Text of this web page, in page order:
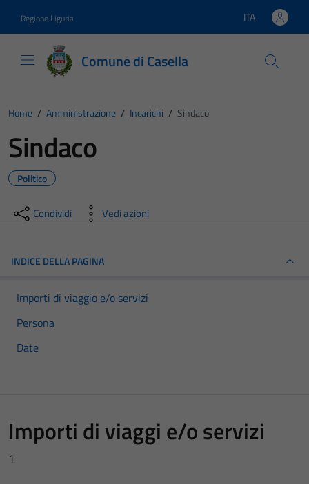
Regione Liguria Lingua attiva:
ITA
Comune di Casella
Home / Amministrazione / Incarichi / Sindaco
Sindaco
Politico
Condividi Vedi azioni
INDICE DELLA PAGINA
Importi di viaggio e/o servizi
Persona
Date
Importi di viaggi e/o servizi
1